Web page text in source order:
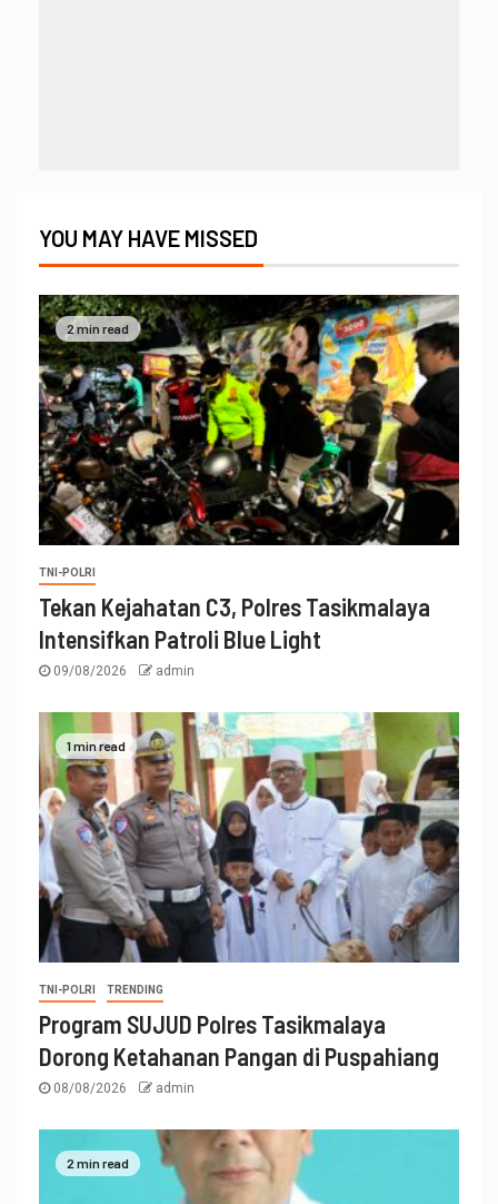
YOU MAY HAVE MISSED
2 min read
TNI-POLRI
Tekan Kejahatan C3, Polres Tasikmalaya
Intensifkan Patroli Blue Light
09/08/2026 admin
1 min read
TNI-POLRI TRENDING
Program SUJUD Polres Tasikmalaya
Dorong Ketahanan Pangan di Puspahiang
08/08/2026 admin
2 min read